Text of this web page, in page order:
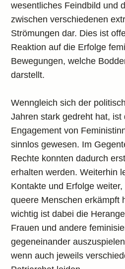
wesentliches Feindbild und
zwischen verschiedenen
Strömungen dar. Dies ist
Reaktion auf die Erfolge
Bewegungen, welche
darstellt.
Wenngleich sich der
Jahren stark gedreht hat, ist
Engagement von
sinnlos gewesen. Im
Rechte konnten dadurch
erhalten werden. Weiterhin
Kontakte und Erfolge
queere Menschen erkämpft
wichtig ist dabei die
Frauen und andere
gegeneinander
wenn auch jeweils